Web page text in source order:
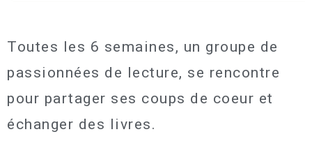
Toutes les 6 semaines, un groupe de
passionnées de lecture, se rencontre
pour partager ses coups de coeur et
échanger des livres.